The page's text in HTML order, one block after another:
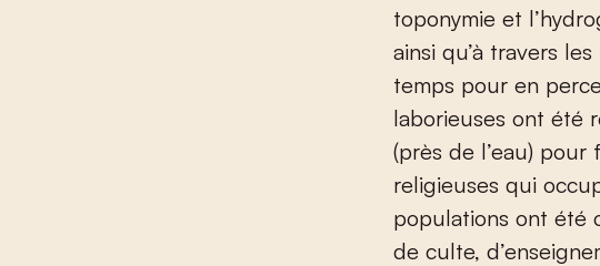
toponymie et
ainsi qu’à travers
temps pour en
laborieuses ont été
(près de l’eau)
religieuses qui
populations ont été
de culte,